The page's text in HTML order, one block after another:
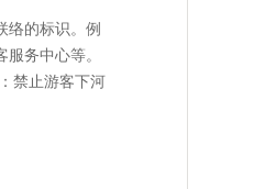
络的标识。例
务中心等。
禁止游客下河